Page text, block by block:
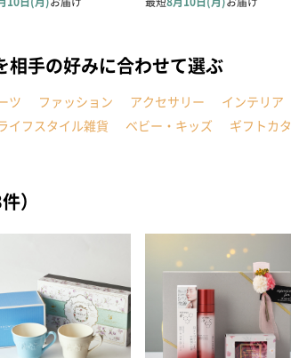
手の好みに合わせて選ぶ
ツ ファッション アクセサリー インテリア
イフスタイル雑貨 ベビー・キッズ ギフトカ
）